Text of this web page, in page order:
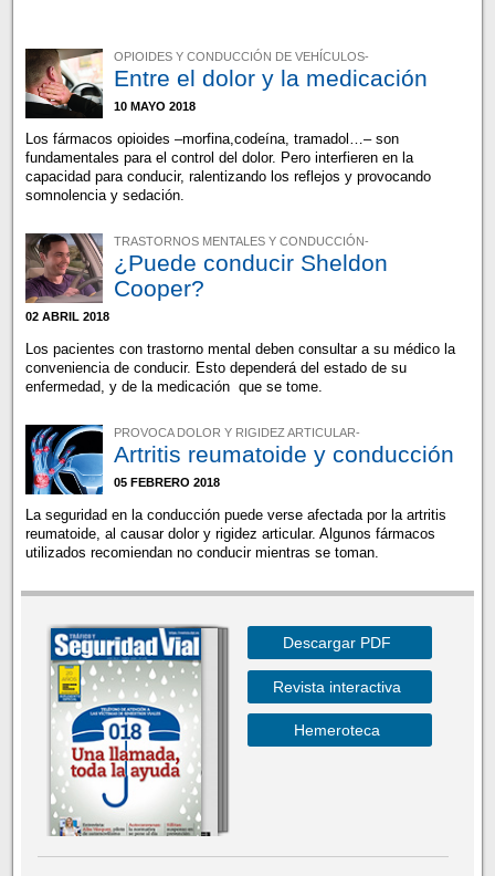
OPIOIDES Y CONDUCCIÓN DE VEHÍCULOS-
Entre el dolor y la medicación
10 MAYO 2018
Los fármacos opioides –morfina,codeína, tramadol…– son
fundamentales para el control del dolor. Pero interfieren en la
capacidad para conducir, ralentizando los reflejos y provocando
somnolencia y sedación.
TRASTORNOS MENTALES Y CONDUCCIÓN-
¿Puede conducir Sheldon
Cooper?
02 ABRIL 2018
Los pacientes con trastorno mental deben consultar a su médico la
conveniencia de conducir. Esto dependerá del estado de su
enfermedad, y de la medicación que se tome.
PROVOCA DOLOR Y RIGIDEZ ARTICULAR-
Artritis reumatoide y conducción
05 FEBRERO 2018
La seguridad en la conducción puede verse afectada por la artritis
reumatoide, al causar dolor y rigidez articular. Algunos fármacos
utilizados recomiendan no conducir mientras se toman.
Descargar PDF
Revista interactiva
Hemeroteca